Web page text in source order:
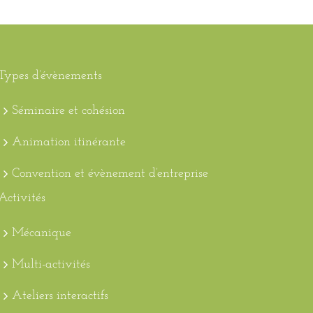
d’évènements
Séminaire et cohésion
Animation itinérante
Convention et évènement d’entreprise
Mécanique
Multi-activités
Ateliers interactifs